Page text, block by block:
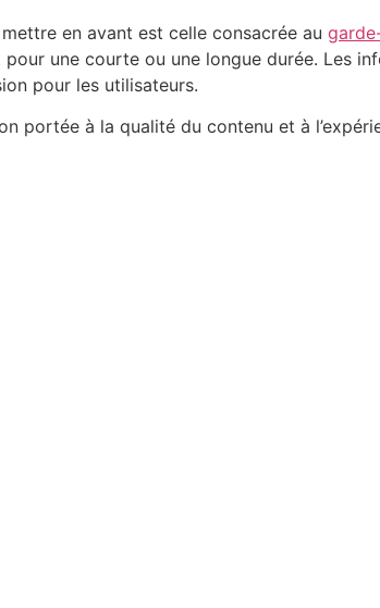
en avant est celle consacrée au
une courte ou une longue durée. Les
pour les utilisateurs.
portée à la qualité du contenu et à